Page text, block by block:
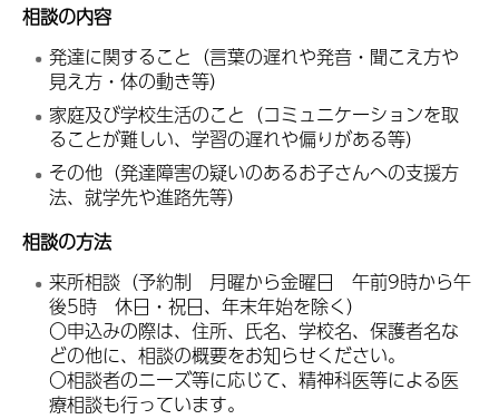
相談の内容
発達に関すること（言葉の遅れや発音・聞こえ方や
見え方・体の動き等）
家庭及び学校生活のこと（コミュニケーションを取
ることが難しい、学習の遅れや偏りがある等）
その他（発達障害の疑いのあるお子さんへの支援方
法、就学先や進路先等）
相談の方法
来所相談（予約制 月曜から金曜日 午前9時から午
後5時 休日・祝日、年末年始を除く）
〇申込みの際は、住所、氏名、学校名、保護者名な
どの他に、相談の概要をお知らせください。
〇相談者のニーズ等に応じて、精神科医等による医
療相談も行っています。